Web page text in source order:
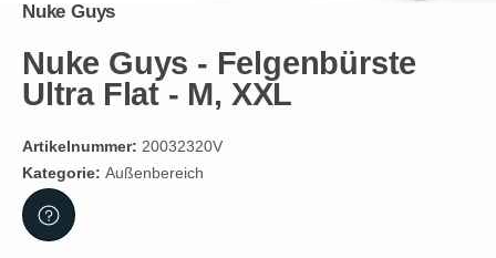
Nuke Guys
Nuke Guys - Felgenbürste
Ultra Flat - M, XXL
Artikelnummer: 20032320V
Kategorie: Außenbereich